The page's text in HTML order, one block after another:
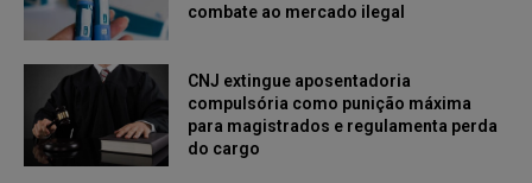
combate ao mercado ilegal
CNJ extingue aposentadoria
compulsória como punição máxima
para magistrados e regulamenta perda
do cargo